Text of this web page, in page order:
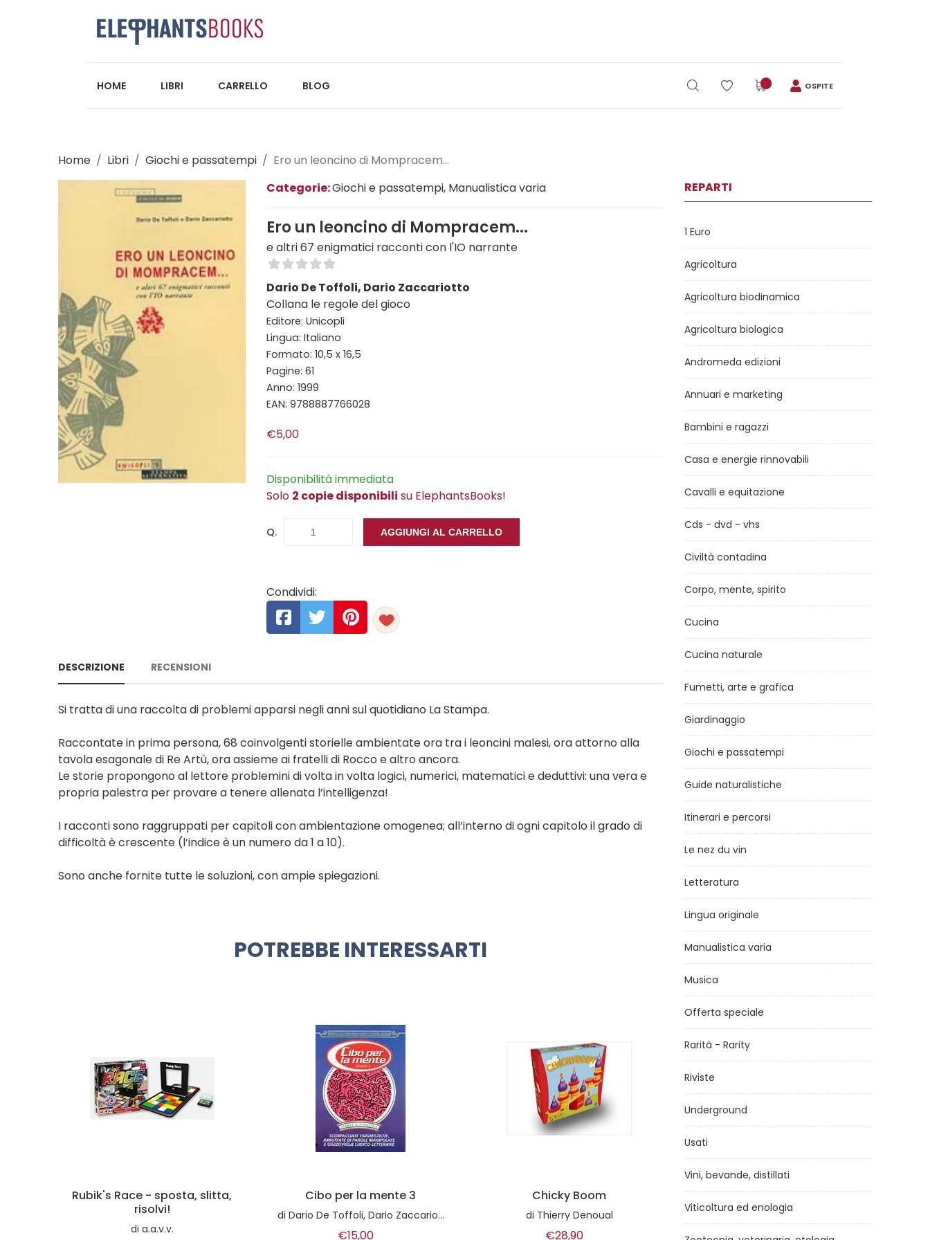
HOME LIBRI CARRELLO BLOG OSPITE
Home Libri Giochi e passatempi
Ero un leoncino di Mompracem...
Categorie:Giochi e passatempi, Manualistica varia
Ero un leoncino di Mompracem...
e altri 67 enigmatici racconti con l'IO narrante
Dario De Toffoli, Dario Zaccariotto
Collana le regole del gioco
Editore: Unicopli
Lingua: Italiano
Formato: 10,5 x 16,5
Pagine: 61
Anno: 1999
EAN: 9788887766028
€5,00
Disponibilità immediata
Solo 2 copie disponibili su ElephantsBooks!
Q. AGGIUNGI AL CARRELLO
Condividi:
DESCRIZIONE RECENSIONI
Si tratta di una raccolta di problemi apparsi negli anni sul quotidiano La Stampa.
Raccontate in prima persona, 68 coinvolgenti storielle ambientate ora tra i leoncini malesi, ora attorno alla
tavola esagonale di Re Artù, ora assieme ai fratelli di Rocco e altro ancora.
Le storie propongono al lettore problemini di volta in volta logici, numerici, matematici e deduttivi: una vera e
propria palestra per provare a tenere allenata l’intelligenza!
I racconti sono raggruppati per capitoli con ambientazione omogenea; all’interno di ogni capitolo il grado di
difficoltà è crescente (l’indice è un numero da 1 a 10).
Sono anche fornite tutte le soluzioni, con ampie spiegazioni.
POTREBBE INTERESSARTI
Cibo per la mente 3
Dario De Toffoli, Dario Zaccariotto, Michele Comerci
€15,00
Chicky Boom
diThierry Denoual
€28,90
Kakuzu
diBruno Stefanini
€34,50
Battle Sheep
di Francesco Rotta, Andrea Femerstrand
€28,90
REPARTI
1 Euro
Agricoltura
Agricoltura biodinamica
Agricoltura biologica
Andromeda edizioni
Annuari e marketing
Bambini e ragazzi
Casa e energie rinnovabili
Cavalli e equitazione
Cds - dvd - vhs
Civiltà contadina
Corpo, mente, spirito
Cucina
Cucina naturale
Fumetti, arte e grafica
Giardinaggio
Giochi e passatempi
Guide naturalistiche
Itinerari e percorsi
Le nez du vin
Letteratura
Lingua originale
Manualistica varia
Musica
Offerta speciale
Rarità - Rarity
Riviste
Underground
Usati
Vini, bevande, distillati
Viticoltura ed enologia